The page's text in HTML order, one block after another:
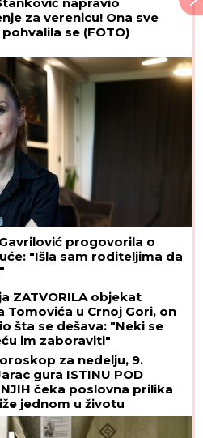
za verenicu! Ona sve
se (FOTO)
progovorila o
"Išla sam roditeljima da
ZATVORILA objekat
Tomovića u Crnoj Gori, on
šta se dešava: "Neki se
im zaboraviti"
za nedelju, 9.
gura ISTINU POD
NJIH čeka poslovna prilika
jednom u životu